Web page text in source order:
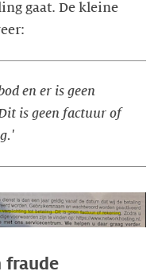
gaat. De kleine
en er is geen
is geen factuur of
fraude